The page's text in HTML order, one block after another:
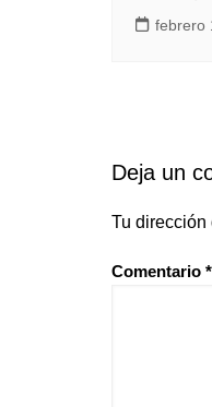
febrero
Deja un
Tu dirección
Comentario *